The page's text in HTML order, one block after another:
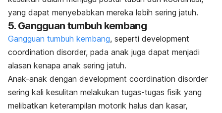
yang dapat menyebabkan mereka lebih sering jatuh.
5. Gangguan tumbuh kembang
Gangguan tumbuh kembang, seperti development
coordination disorder, pada anak juga dapat menjadi
alasan kenapa anak sering jatuh.
Anak-anak dengan development coordination disorder
sering kali kesulitan melakukan tugas-tugas fisik yang
melibatkan keterampilan motorik halus dan kasar,